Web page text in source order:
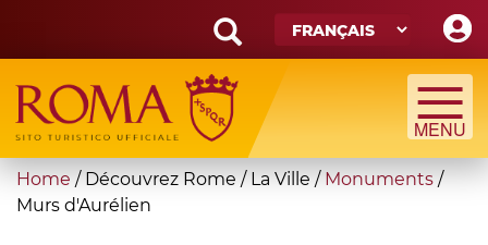
main
content
Search
form
Recherche
You
are
Home / Découvrez Rome / La Ville / Monuments /
Murs d'Aurélien